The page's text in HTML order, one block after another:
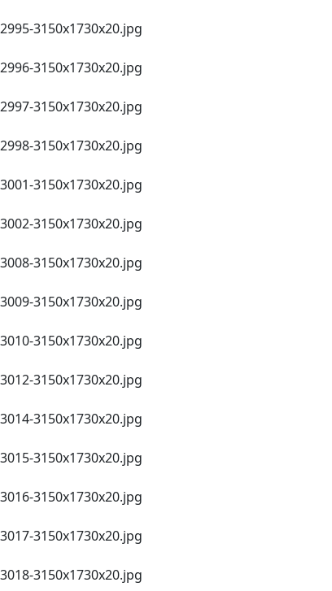
2995-3150х1730х20.jpg
2996-3150х1730х20.jpg
2997-3150х1730х20.jpg
2998-3150х1730х20.jpg
3001-3150х1730х20.jpg
3002-3150х1730х20.jpg
3008-3150х1730х20.jpg
3009-3150х1730х20.jpg
3010-3150х1730х20.jpg
3012-3150х1730х20.jpg
3014-3150х1730х20.jpg
3015-3150х1730х20.jpg
3016-3150х1730х20.jpg
3017-3150х1730х20.jpg
3018-3150х1730х20.jpg